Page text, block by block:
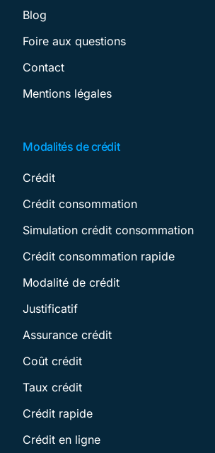
Blog
Foire aux questions
Contact
Mentions légales
Modalités de crédit
Crédit
Crédit consommation
Simulation crédit consommation
Crédit consommation rapide
Modalité de crédit
Justificatif
Assurance crédit
Coût crédit
Taux crédit
Crédit rapide
Crédit en ligne